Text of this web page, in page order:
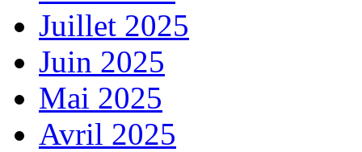
Juillet 2025
Juin 2025
Mai 2025
Avril 2025